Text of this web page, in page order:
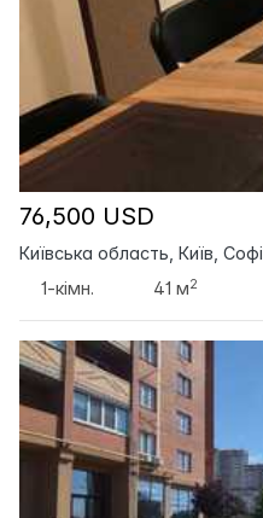
76,500 USD
Київська область, Київ,
1-кімн.
41 м2